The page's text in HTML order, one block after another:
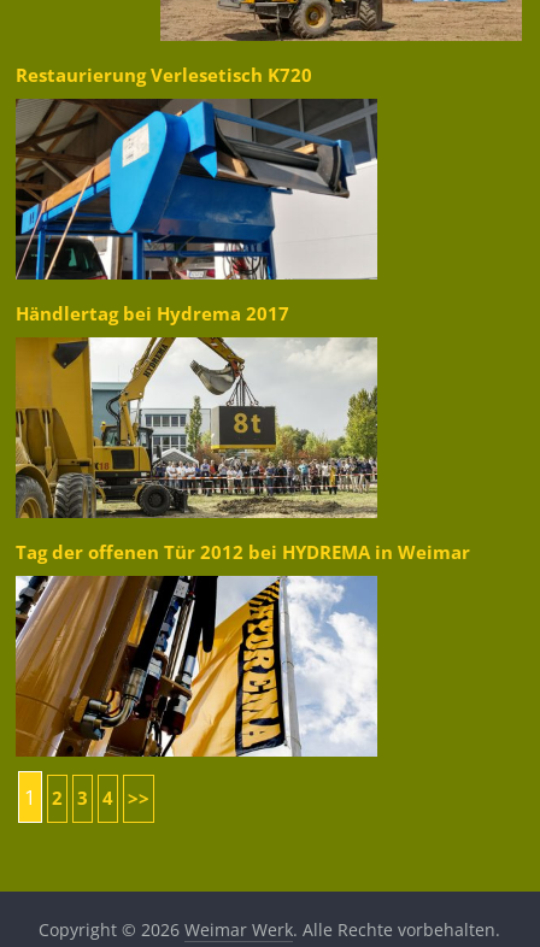
Restaurierung Verlesetisch K720
Händlertag bei Hydrema 2017
Tag der offenen Tür 2012 bei HYDREMA in Weimar
1 2 3 4 >>
Copyright © 2026Weimar Werk. Alle Rechte vorbehalten.